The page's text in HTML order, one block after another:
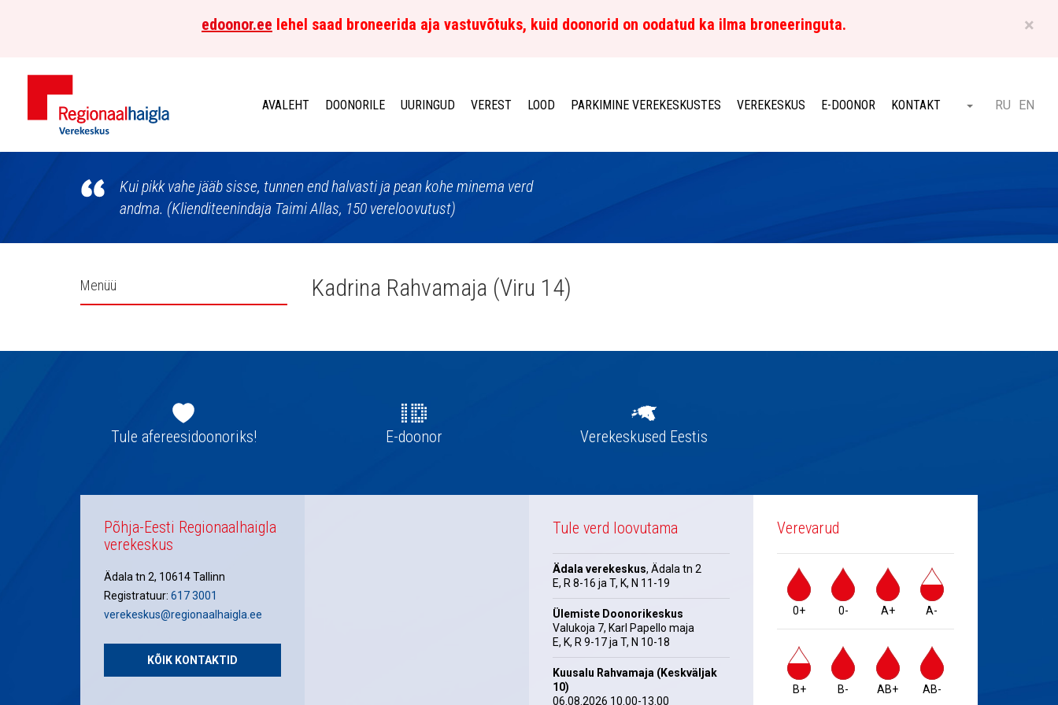
×
edoonor.ee lehel saad broneerida aja vastuvõtuks, kuid doonorid on oodatud ka ilma broneeringuta.
Põhja-
AVALEHT DOONORILE UURINGUD VEREST LOOD PARKIMINE VEREKESKUSTES VEREKESKUS E-DOONOR KONTAKT Otsi ET
RU EN
Kui pikk vahe jääb sisse, tunnen end halvasti ja pean kohe minema verd
andma. (Klienditeenindaja Taimi Allas, 150 vereloovutust)
Külgpaani
Menüü Kadrina Rahvamaja (Viru 14)
navigatsioonTule afereesidoonoriks! E-doonor Verekeskused Eestis
Põhja-Eesti Regionaalhaigla
verekeskus
Ädala tn 2, 10614 Tallinn
Registratuur: 617 3001
verekeskus@regionaalhaigla.ee
KÕIK KONTAKTID
Tule verd loovutama
Ädala verekeskus, Ädala tn 2
E, R 8-16 ja T, K, N 11-19
Ülemiste Doonorikeskus
Valukoja 7, Karl Papello maja
E, K, R 9-17 ja T, N 10-18
Kuusalu Rahvamaja (Keskväljak
10)
06.08.2026 10.00-13.00
Verevarud
0+ 0- A+ A-
B+ B- AB+ AB-